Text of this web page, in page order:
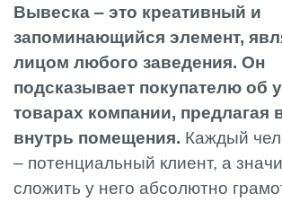
Вывеска ‒ это креативный и
запоминающийся элемент,
лицом любого заведения. Он
подсказывает покупателю об
товарах компании, предлагая
внутрь помещения. Каждый
‒ потенциальный клиент, а
сложить у него абсолютно